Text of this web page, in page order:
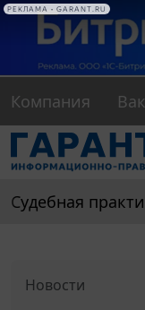
Компания
Судебная
Новости
РЕКЛАМА • GARANT.RU